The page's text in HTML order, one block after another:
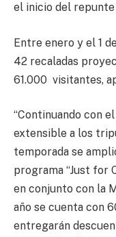
el inicio del repunte
Entre enero y el 1
42 recaladas
61.000 visitantes,
“Continuando con
extensible a los
temporada se
programa “Just for
en conjunto con la
año se cuenta con
entregarán